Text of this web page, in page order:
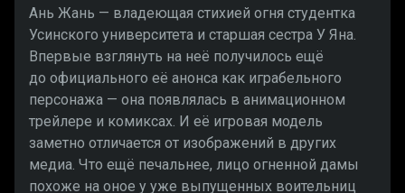
Ань Жань — владеющая стихией огня студентка
Усинского университета и старшая сестра У Яна.
Впервые взглянуть на неё получилось ещё
до официального её анонса как играбельного
персонажа — она появлялась в анимационном
трейлере и комиксах. И её игровая модель
заметно отличается от изображений в других
медиа. Что ещё печальнее, лицо огненной дамы
похоже на оное у уже выпущенных воительниц